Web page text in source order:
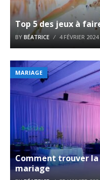
Top 5 des jeux à
BY BÉATRICE 4 FÉVRIER 2024
MARIAGE
Comment trouver
mariage